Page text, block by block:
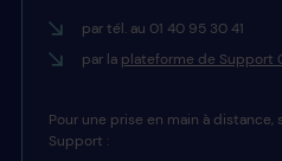
par tél. au 01 40 95 30 41
par la plateforme de Support
Pour une prise en main à
Support :